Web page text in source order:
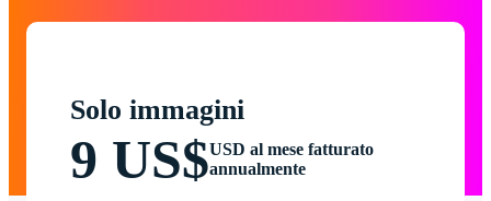
Solo immagini
9 US$USD al mese fatturato
annualmente